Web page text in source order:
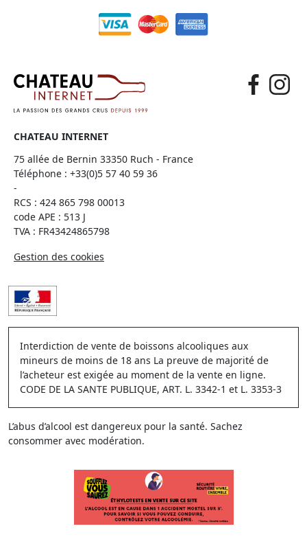
CHATEAU INTERNET
75 allée de Bernin 33350 Ruch - France
Téléphone : +33(0)5 57 40 59 36
-
RCS : 424 865 798 00013
code APE : 513 J
TVA : FR43424865798
Gestion des cookies
Interdiction de vente de boissons alcooliques aux
mineurs de moins de 18 ans La preuve de majorité de
l’acheteur est exigée au moment de la vente en ligne.
CODE DE LA SANTE PUBLIQUE, ART. L. 3342-1 et L. 3353-3
L’abus d’alcool est dangereux pour la santé. Sachez
consommer avec modération.